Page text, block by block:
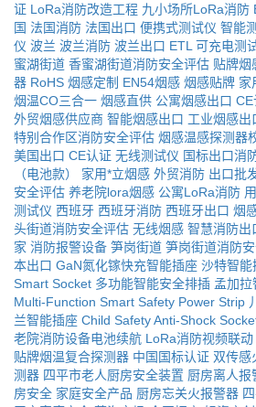
证 LoRa消防改造工程 九小场所LoRa消防
国 法国消防 法国出口 便携式测试仪 智能
仪 波兰 波兰消防 波兰出口 ETL 可充电测
蜜湖街道 香蜜湖街道消防安全评估 贴牌烟
器 RoHS 烟感定制 EN54烟感 烟感贴牌 家
烟温CO三合一 烟感直供 公寓烟感出口
外贸烟感供应商 智能烟感出口 工业烟感出
特别合作区消防安全评估 烟感温感探测器
美国出口 CE认证 无线测试仪 国标出口消
（电池款）
家用*立烟感 外贸消防 出口批
安全评估 养老院lora烟感 公寓LoRa消防
测试仪 西班牙 西班牙消防 西班牙出口 烟
头街道消防安全评估 无线烟感 智慧消防出
家 消防报警设备 笋岗街道 笋岗街道消防
本出口 GaN氮化镓快充智能插座 沙特智能
Smart Socket 多功能智能安全排插 孟加拉
Multi-Function Smart Safety Power Strip
兰智能插座 Child Safety Anti-Shock
老院消防设备电池续航 LoRa消防视频联动
贴牌烟温复合探测器 中国国标认证 双传感
测器 四平市老人厨房安全装置 厨房离人报
房安全 家庭安全产品 厨房忘关火报警器